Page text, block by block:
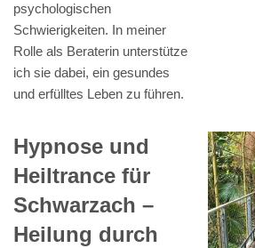
psychologischen
Schwierigkeiten. In meiner
Rolle als Beraterin unterstütze
ich sie dabei, ein gesundes
und erfülltes Leben zu führen.
Hypnose und
Heiltrance für
Schwarzach –
Heilung durch